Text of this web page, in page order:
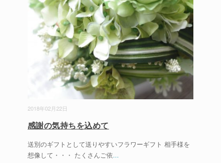
2018年02月22日
感謝の気持ちを込めて
送別のギフトとして送りやすいフラワーギフト 相手様を
想像して・・・ たくさんご依...